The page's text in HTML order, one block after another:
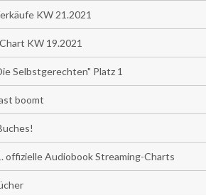
KW 21.2021
KW 19.2021
Selbstgerechten" Platz 1
boomt
offizielle Audiobook Streaming-Charts